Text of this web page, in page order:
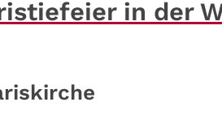
in der